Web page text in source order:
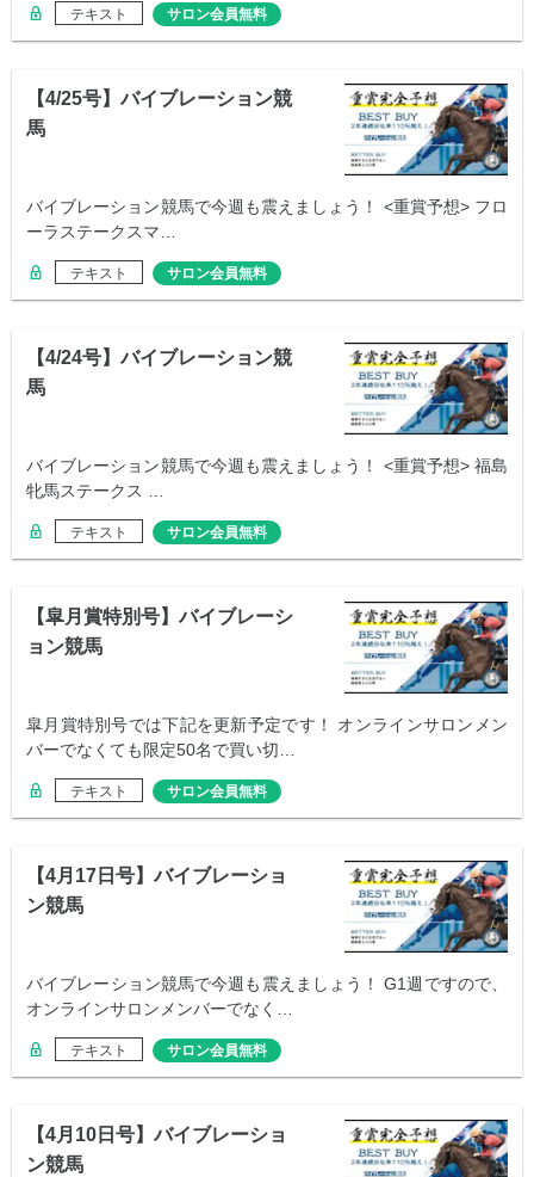
テキスト サロン会員無料
【4/25号】バイブレーション競
馬
バイブレーション競馬で今週も震えましょう！ <重賞予想> フロ
ーラステークスマ…
テキスト サロン会員無料
【4/24号】バイブレーション競
馬
バイブレーション競馬で今週も震えましょう！ <重賞予想> 福島
牝馬ステークス …
テキスト サロン会員無料
【皐月賞特別号】バイブレーシ
ョン競馬
皐月賞特別号では下記を更新予定です！ オンラインサロンメン
バーでなくても限定50名で買い切…
テキスト サロン会員無料
【4月17日号】バイブレーショ
ン競馬
バイブレーション競馬で今週も震えましょう！ G1週ですので、
オンラインサロンメンバーでなく…
テキスト サロン会員無料
【4月10日号】バイブレーショ
ン競馬